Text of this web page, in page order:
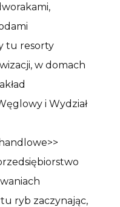
tu resorty
w domach
i Wydział
ryb zaczynając,